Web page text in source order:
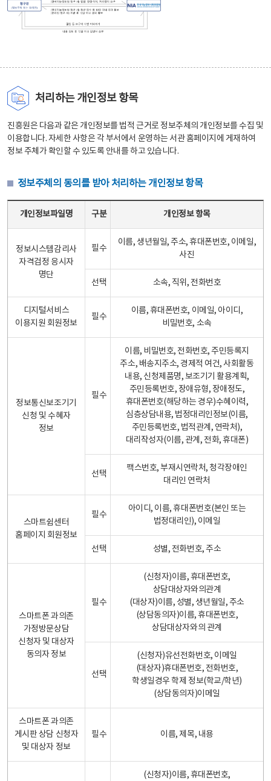
처리하는 개인정보 항목
진흥원은 다음과 같은 개인정보를 법적 근거로 정보주체의 개인정보를 수집 및
이용합니다. 자세한 사항은 각 부서에서 운영하는 서관 홈페이지에 게재하여
정보 주체가 확인할 수 있도록 안내를 하고 있습니다.
정보주체의 동의를 받아 처리하는 개인정보 항목
개인정보파일명 구분 개인정보 항목
정보시스템감리사
자격검정 응시자
명단
필수
이름, 생년월일, 주소, 휴대폰번호, 이메일,
사진
선택 소속, 직위, 전화번호
디지털서비스
이용지원 회원정보
필수
이름, 휴대폰번호, 이메일, 아이디,
비밀번호, 소속
정보통신보조기기
신청 및 수혜자
정보
필수
이름, 비밀번호, 전화번호, 주민등록지
주소, 배송지주소, 경제적 여건, 사회활동
내용, 신청제품명, 보조기기 활용계획,
주민등록번호, 장애유형, 장애정도,
휴대폰번호(해당하는 경우)수혜이력,
심층상담내용, 법정대리인정보(이름,
주민등록번호, 법적관계, 연락처),
대리작성자(이름, 관계, 전화, 휴대폰)
선택
팩스번호, 부재시연락처, 청각장애인
대리인 연락처
스마트쉼센터
홈페이지 회원정보
필수
아이디, 이름, 휴대폰번호(본인 또는
법정대리인), 이메일
선택 성별, 전화번호, 주소
스마트폰 과의존
가정방문상담
신청자 및 대상자
동의자 정보
필수
(신청자)이름, 휴대폰번호,
상담대상자와의관계
(대상자)이름, 성별, 생년월일, 주소
(상담동의자)이름, 휴대폰번호,
상담대상자와의 관계
선택
(신청자)유선전화번호, 이메일
(대상자)휴대폰번호, 전화번호,
학생일경우 학제 정보(학교/학년)
(상담동의자)이메일
스마트폰 과의존
게시판 상담 신청자
및 대상자 정보
필수 이름, 제목, 내용
(신청자)이름, 휴대폰번호,